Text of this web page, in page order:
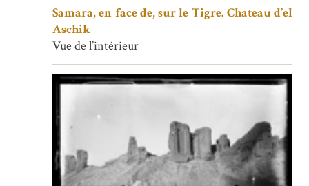
Samara, en face de, sur le Tigre. Chateau d’el
Aschik
Vue de l’intérieur